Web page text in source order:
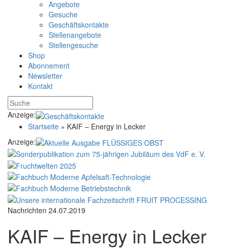
Angebote
Gesuche
Geschäftskontakte
Stellenangebote
Stellengesuche
Shop
Abonnement
Newsletter
Kontakt
Anzeige:
Startseite » KAIF – Energy in Lecker
Anzeige:
Nachrichten 24.07.2019
KAIF – Energy in Lecker